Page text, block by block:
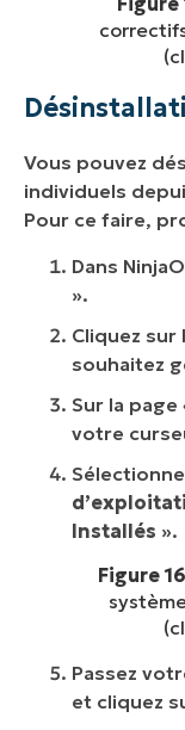
Vous pouvez
individuels
Pour ce faire,
Dans
».
Cliquez
souhaitez
Sur la page
votre
Installés ».
Figure 16
Passez
et cliquez